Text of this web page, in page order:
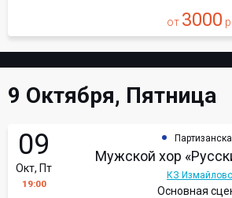
от 3000 р.
9 Октября, Пятница
09
Окт, Пт
19:00
Мужской хор
КЗ Измайлово
Основная